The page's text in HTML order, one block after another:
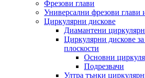
Фрезови глави
Универсални фрезови
Циркулярни дискове
Диамантени
Циркулярни дискове
плоскости
Основни
Подрезвачи
Ултра тънки